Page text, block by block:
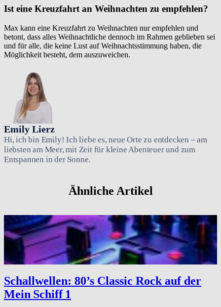
Ist eine Kreuzfahrt an Weihnachten zu empfehlen?
Max kann eine Kreuzfahrt zu Weihnachten nur empfehlen und
betont, dass alles Weihnachtliche dennoch im Rahmen geblieben sei
und für alle, die keine Lust auf Weihnachtsstimmung haben, die
Möglichkeit besteht, dem auszuweichen.
Emily Lierz
Hi, ich bin Emily! Ich liebe es, neue Orte zu entdecken – am
liebsten am Meer, mit Zeit für kleine Abenteuer und zum
Entspannen in der Sonne.
Ähnliche Artikel
Schallwellen: 80’s Classic Rock auf der
Mein Schiff 1